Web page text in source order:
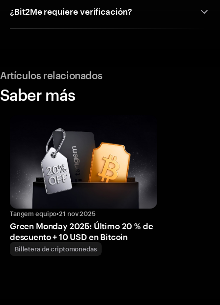
¿Bit2Me requiere verificación?
Artículos relacionados
Saber más
Tangem equipo•21 nov 2025
Green Monday 2025: Último 20 % de
descuento + 10 USD en Bitcoin
Billetera de criptomonedas